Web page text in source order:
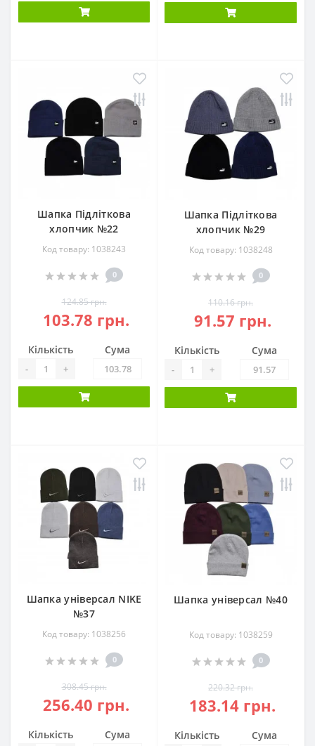
Шапка Підліткова
хлопчик №22
Код товару: 1038243
0
124.85 грн.
103.78 грн.
Кількість
- +
Сума
Шапка Підліткова
хлопчик №29
Код товару: 1038248
0
110.16 грн.
91.57 грн.
Кількість
- +
Сума
Шапка універсал NIKE
№37
Код товару: 1038256
0
308.45 грн.
256.40 грн.
Кількість Сума
Шапка універсал №40
Код товару: 1038259
0
220.32 грн.
183.14 грн.
Кількість Сума